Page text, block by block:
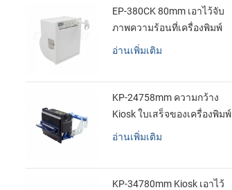
EP-380CK 80mm เอาไว้จับ
ภาพความร้อนที่เครื่องพิมพ์
ด้วปิดล็อค
อ่านเพิ่มเติม
KP-24758mm ความกว้าง
Kiosk ใบเสร็จของเครื่องพิมพ์
อ่านเพิ่มเติม
KP-34780mm Kiosk เอาไว้